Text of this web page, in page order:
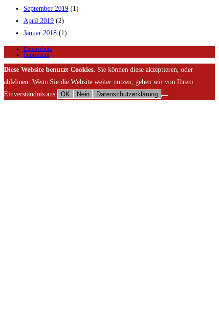
September 2019 (1)
April 2019 (2)
Januar 2018 (1)
Datenschutz
Impressum
Diese Website benutzt Cookies. Sie können diese akzeptieren, oder
ablehnen. Wenn Sie die Website weiter nutzen, gehen wir von Ihrem
Einverständnis aus.
OK Nein Datenschutzerklärung